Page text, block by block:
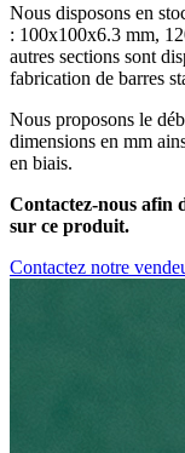
Nous disposons en
: 100x100x6.3 mm,
autres sections sont
fabrication de barres
Nous proposons le
dimensions en mm
en biais.
Contactez-nous afin
sur ce produit.
Contactez notre